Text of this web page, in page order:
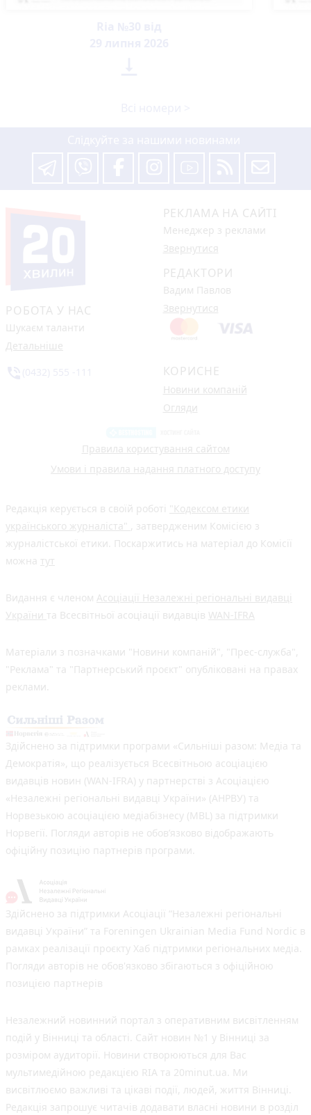
РОБОТА У НАС
Шукаєм таланти
Детальніше
РЕКЛАМА НА САЙТІ
Менеджер з реклами
Звернутися
РЕДАКТОРИ
Вадим Павлов
Звернутися
КОРИСНЕ
Новини компаній
Огляди
Правила користування сайтом
Умови і правила надання платного доступу
Редакція керується в своїй роботі "Кодексом етики
українського журналіста"
, затвердженим Комісією з
журналістської етики. Поскаржитись на матеріал до Комісії
можна тут
Видання є членом Асоціації Незалежні регіональні видавці
України та Всесвітньої асоціації видавців WAN-IFRA
Матеріали з позначками "Новини компаній", "Прес-служба",
"Реклама" та "Партнерський проєкт" опубліковані на правах
реклами.
Здійснено за підтримки програми «Сильніші разом: Медіа та
Демократія», що реалізується Всесвітньою асоціацією
видавців новин (WAN-IFRA) у партнерстві з Асоціацією
«Незалежні регіональні видавці України» (АНРВУ) та
Норвезькою асоціацією медіабізнесу (MBL) за підтримки
Норвегії. Погляди авторів не обов’язково відображають
офіційну позицію партнерів програми.
Здійснено за підтримки Асоціації “Незалежні регіональні
видавці України” та Foreningen Ukrainian Media Fund Nordic в
рамках реалізації проєкту Хаб підтримки регіональних медіа.
Погляди авторів не обов'язково збігаються з офіційною
позицією партнерів
Незалежний новинний портал з оперативним висвітленням
подій у Вінниці та області. Сайт новин №1 у Вінниці за
розміром аудиторії. Новини створюються для Вас
мультимедійною редакцією RIA та 20minut.ua. Ми
висвітлюємо важливі та цікаві події, людей, життя Вінниці.
Редакція запрошує читачів додавати власні новини в розділ